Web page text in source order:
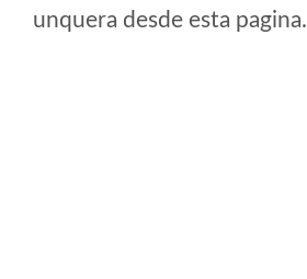
unquera desde esta pagina.